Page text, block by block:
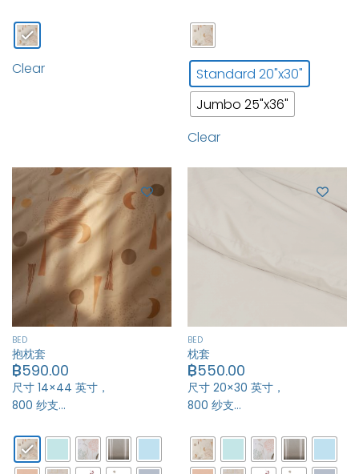
Clear
Standard 20"x30"
Jumbo 25"x36"
Clear
BED
抱枕套
฿590.00
尺寸 14×44 英寸，
800 纱支…
BED
枕套
฿550.00
尺寸 20×30 英寸，
800 纱支…